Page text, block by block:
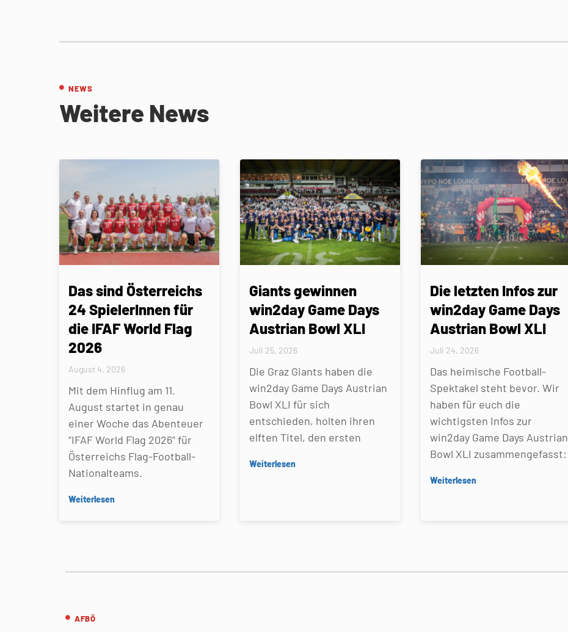
NEWS
Weitere News
Das sind Österreichs
24 SpielerInnen für
die IFAF World Flag
2026
August 4, 2026
Mit dem Hinflug am 11.
August startet in genau
einer Woche das Abenteuer
“IFAF World Flag 2026” für
Österreichs Flag-Football-
Nationalteams.
Weiterlesen
Giants gewinnen
win2day Game Days
Austrian Bowl XLI
Juli 25, 2026
Die Graz Giants haben die
win2day Game Days Austrian
Bowl XLI für sich
entschieden, holten ihren
elften Titel, den ersten
Weiterlesen
Die letzten Infos zur
win2day Game Days
Austrian Bowl XLI
Juli 24, 2026
Das heimische Football-
Spektakel steht bevor. Wir
haben für euch die
wichtigsten Infos zur
win2day Game Days Austrian
Bowl XLI zusammengefasst:
Weiterlesen
AFBÖ